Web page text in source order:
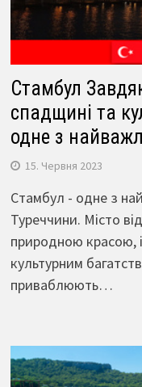
Стамбул
спадщині та
одне з
15. Червня 2023
Стамбул - одне з
Туреччини. Місто
природною красою,
культурним
приваблюють…